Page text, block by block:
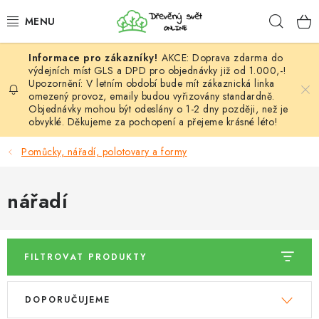
na
HÁČKOVÁNÍ
VYPLÉTÁNÍ
PŘÍZE
DOPLŇKY
GALANTERIE A LÁTKY
AKCE: Doprava zdarma do
výdejních míst GLS a DPD pro objednávky již od 1.000,-!
Upozornění: V letním období bude mít zákaznická linka
omezený provoz, emaily budou vyřizovány standardně.
Objednávky mohou být odeslány o 1-2 dny později, než je
obvyklé. Děkujeme za pochopení a přejeme krásné léto!
Pomůcky, nářadí, polotovary a formy
nářadí
FILTROVAT PRODUKTY
V
Ř
DOPORUČUJEME